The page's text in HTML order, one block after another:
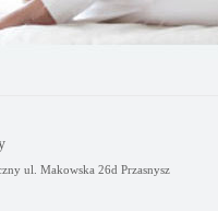
ul. Makowska 26d Przasnysz